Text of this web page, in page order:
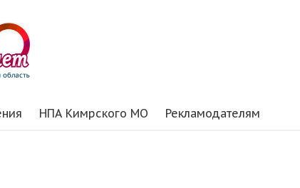
НПА Кимрского МО Рекламодателям